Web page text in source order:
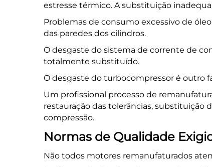
estresse térmico. A substituição
Problemas de consumo excessivo de
das paredes dos cilindros.
O desgaste do sistema de corrente de
totalmente substituído.
O desgaste do turbocompressor é outro
Um profissional processo de
restauração das tolerâncias, substituição
compressão.
Normas de Qualidade
Não todos motores remanufaturados